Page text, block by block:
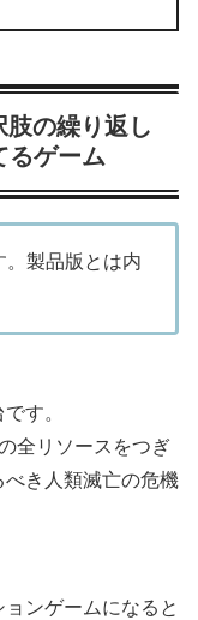
の繰り返し
るゲーム
。製品版とは内
す。
全リソースをつぎ
き人類滅亡の危機
ンゲームになると